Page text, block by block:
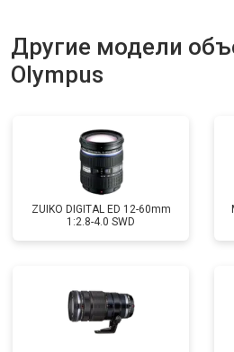
Другие модели
Olympus
ZUIKO DIGITAL ED 12-60mm
1:2.8-4.0 SWD